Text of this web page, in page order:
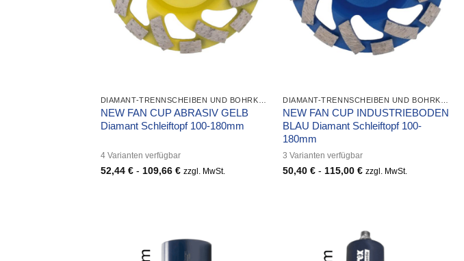
NEW FAN CUP ABRASIV GELB
Diamant Schleiftopf 100-180mm
4 Varianten verfügbar
52,44 €- 109,66 € zzgl. MwSt.
NEW FAN CUP INDUSTRIEBODEN
BLAU Diamant Schleiftopf 100-
180mm
3 Varianten verfügbar
50,40€ -115,00€ zzgl. MwSt.